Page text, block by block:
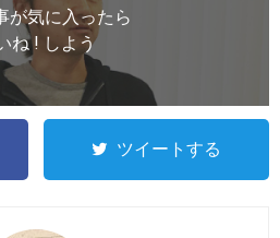
が気に入ったら
ね ! しよう
ツイートする